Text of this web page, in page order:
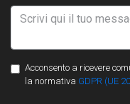
Acconsento a ricevere
la normativa GDPR (UE